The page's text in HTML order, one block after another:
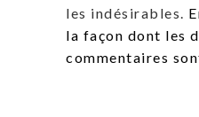
les indésirables.
la façon dont les
commentaires